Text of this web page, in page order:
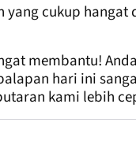
cukup hangat
membantu!
hari ini
kami lebih